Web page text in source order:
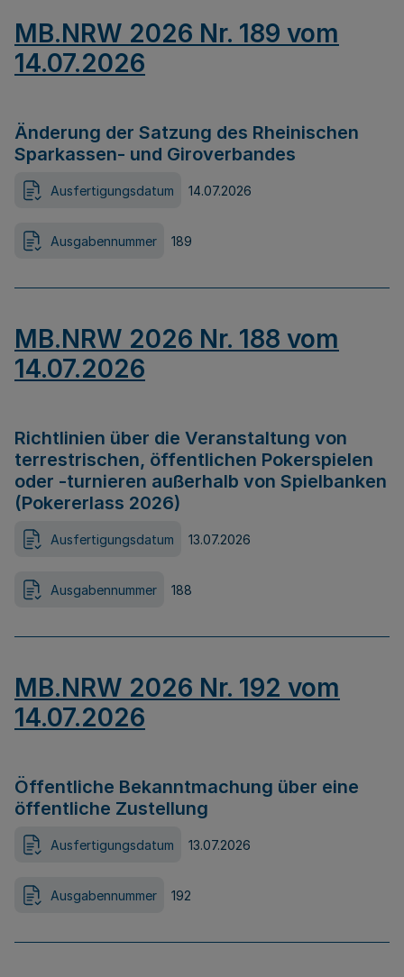
MB.NRW 2026 Nr. 189 vom
14.07.2026
Änderung der Satzung des Rheinischen
Sparkassen- und Giroverbandes
Ausfertigungsdatum 14.07.2026
Ausgabennummer 189
MB.NRW 2026 Nr. 188 vom
14.07.2026
Richtlinien über die Veranstaltung von
terrestrischen, öffentlichen Pokerspielen
oder -turnieren außerhalb von Spielbanken
(Pokererlass 2026)
Ausfertigungsdatum 13.07.2026
Ausgabennummer 188
MB.NRW 2026 Nr. 192 vom
14.07.2026
Öffentliche Bekanntmachung über eine
öffentliche Zustellung
Ausfertigungsdatum 13.07.2026
Ausgabennummer 192